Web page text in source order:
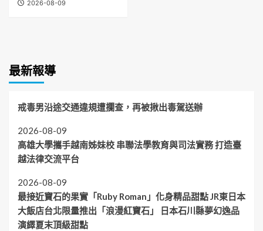
2026-08-09
最新報導
戒毒男沿途交通違規遭攔查，再被揪出毒駕送辦
2026-08-09
高雄大學攜手越南姊妹校 串聯法學教育與司法實務 打造臺
越法律交流平台
2026-08-09
最接近寶石的果實「Ruby Roman」化身精品甜點 JR東日本
大飯店台北限量推出「浪漫紅寶石」 日本石川縣夢幻逸品
演繹夏末頂級甜點